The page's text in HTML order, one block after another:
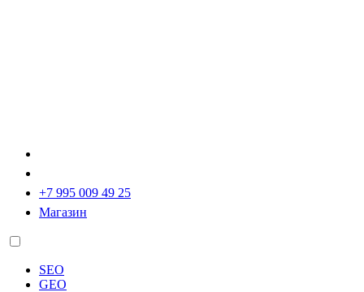
+7 995 009 49 25
Магазин
SEO
GEO